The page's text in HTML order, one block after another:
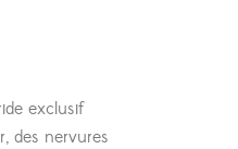
exclusif
des nervures